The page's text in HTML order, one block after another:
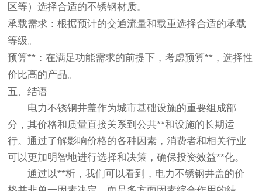
区等）选择合适的不锈钢材质。
承载需求 ：根据预计的交通流量和载重选择合适的承载
等级。
预算** ：在满足功能需求的前提下，考虑预算**，选择性
价比高的产品。
五、结语
电力不锈钢井盖作为城市基础设施的重要组成部
分，其价格和质量直接关系到公共**和设施的长期运
行。通过了解影响价格的各种因素，消费者和相关行业
可以更加明智地进行选择和决策，确保投资效益**化。
通过以**析，我们可以看到，电力不锈钢井盖的价